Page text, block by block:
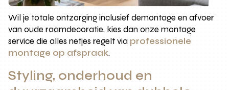
Wil je totale ontzorging inclusief demontage en afvoer
van oude raamdecoratie, kies dan onze montage
service die alles netjes regelt via professionele
montage op afspraak.
Styling, onderhoud en